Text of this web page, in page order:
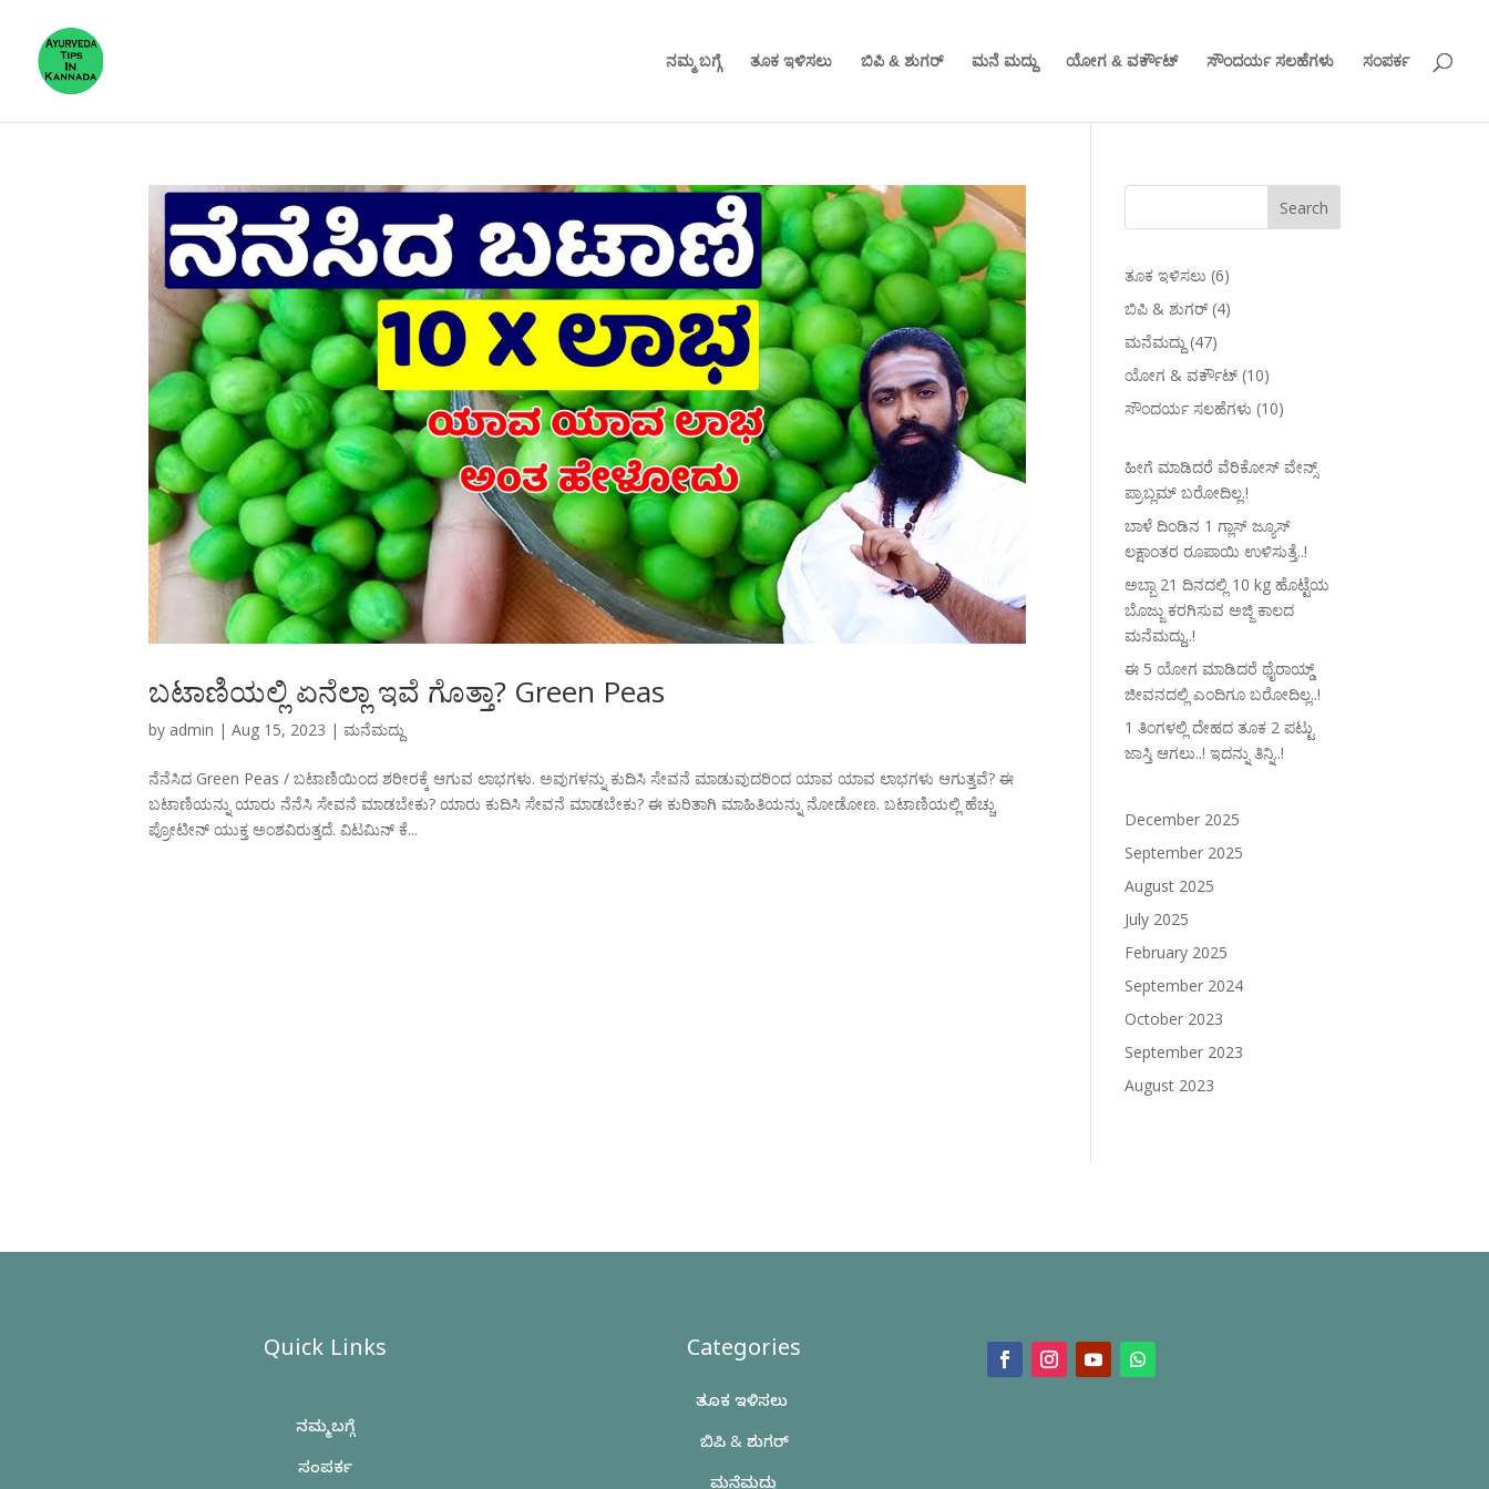
ನಮ್ಮ ಬಗ್ಗೆ ತೂಕ ಇಳಿಸಲು ಬಿಪಿ & ಶುಗರ್ ಮನೆ ಮದ್ದು ಯೋಗ & ವರ್ಕೌಟ್ ಸೌಂದರ್ಯ ಸಲಹೆಗಳು ಸಂಪರ್ಕ
ಬಟಾಣಿಯಲ್ಲಿ ಏನೆಲ್ಲಾ ಇವೆ ಗೊತ್ತಾ? Green Peas
by admin |Aug 15, 2023 |ಮನೆಮದ್ದು
ನೆನೆಸಿದ Green Peas / ಬಟಾಣಿಯಿಂದ ಶರೀರಕ್ಕೆ ಆಗುವ ಲಾಭಗಳು. ಅವುಗಳನ್ನು ಕುದಿಸಿ ಸೇವನೆ ಮಾಡುವುದರಿಂದ ಯಾವ ಯಾವ ಲಾಭಗಳು ಆಗುತ್ತವೆ? ಈ
ಬಟಾಣಿಯನ್ನು ಯಾರು ನೆನೆಸಿ ಸೇವನೆ ಮಾಡಬೇಕು? ಯಾರು ಕುದಿಸಿ ಸೇವನೆ ಮಾಡಬೇಕು? ಈ ಕುರಿತಾಗಿ ಮಾಹಿತಿಯನ್ನು ನೋಡೋಣ. ಬಟಾಣಿಯಲ್ಲಿ ಹೆಚ್ಚು
ಪ್ರೋಟೀನ್ ಯುಕ್ತ ಅಂಶವಿರುತ್ತದೆ. ವಿಟಮಿನ್ ಕೆ...
ತೂಕ ಇಳಿಸಲು (6)
ಬಿಪಿ & ಶುಗರ್ (4)
ಮನೆಮದ್ದು (47)
ಯೋಗ & ವರ್ಕೌಟ್ (10)
ಸೌಂದರ್ಯ ಸಲಹೆಗಳು (10)
ಹೀಗೆ ಮಾಡಿದರೆ ವೆರಿಕೋಸ್‌ ವೇನ್ಸ್‌
ಪ್ರಾಬ್ಲಮ್‌ ಬರೋದಿಲ್ಲ.!
ಬಾಳೆ ದಿಂಡಿನ 1 ಗ್ಲಾಸ್ ಜ್ಯೂಸ್
ಲಕ್ಷಾಂತರ ರೂಪಾಯಿ ಉಳಿಸುತ್ತೆ..!
ಅಬ್ಬಾ 21 ದಿನದಲ್ಲಿ 10 kg ಹೊಟ್ಟೆಯ
ಬೊಜ್ಜು ಕರಗಿಸುವ ಅಜ್ಜಿ ಕಾಲದ
ಮನೆಮದ್ದು..!
ಈ 5 ಯೋಗ ಮಾಡಿದರೆ ಥೈರಾಯ್ಡ್‌
ಜೀವನದಲ್ಲಿ ಎಂದಿಗೂ ಬರೋದಿಲ್ಲ..!
1 ತಿಂಗಳಲ್ಲಿ ದೇಹದ ತೂಕ 2 ಪಟ್ಟು
ಜಾಸ್ತಿ ಆಗಲು..! ಇದನ್ನು ತಿನ್ನಿ..!
December 2025
September 2025
August 2025
July 2025
February 2025
September 2024
October 2023
September 2023
August 2023
Quick Links
ನಮ್ಮ ಬಗ್ಗೆ
ಸಂಪರ್ಕ
Categories
ತೂಕ ಇಳಿಸಲು
ಬಿಪಿ & ಶುಗರ್